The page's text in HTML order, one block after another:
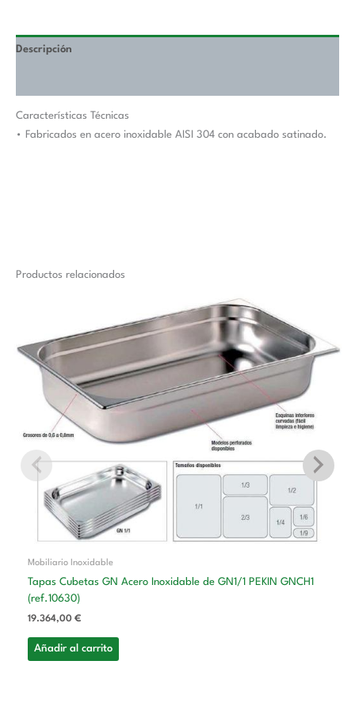
Descripción
Características Técnicas
• Fabricados en acero inoxidable AISI 304 con acabado satinado.
Productos relacionados
Mobiliario Inoxidable
Tapas Cubetas GN Acero Inoxidable de GN1/1 PEKIN GNCH1
(ref.10630)
19.364,00 €
Añadir al carrito